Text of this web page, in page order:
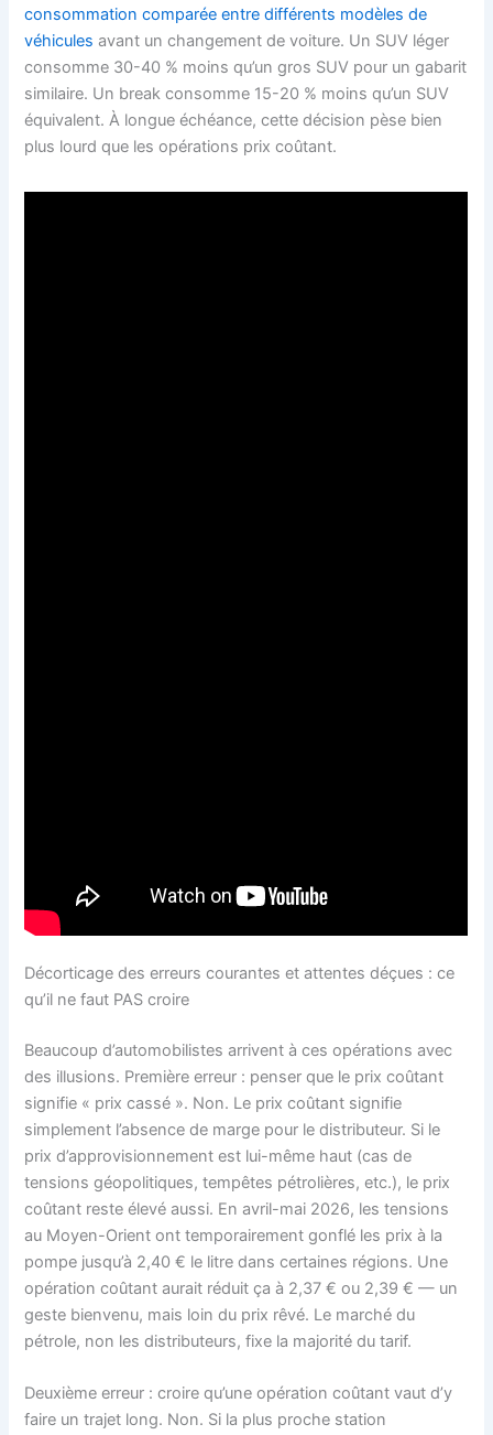
consommation comparée entre différents modèles de
véhicules avant un changement de voiture. Un SUV léger
consomme 30-40 % moins qu’un gros SUV pour un gabarit
similaire. Un break consomme 15-20 % moins qu’un SUV
équivalent. À longue échéance, cette décision pèse bien
plus lourd que les opérations prix coûtant.
Décorticage des erreurs courantes et attentes déçues : ce
qu’il ne faut PAS croire
Beaucoup d’automobilistes arrivent à ces opérations avec
des illusions. Première erreur : penser que le prix coûtant
signifie « prix cassé ». Non. Le prix coûtant signifie
simplement l’absence de marge pour le distributeur. Si le
prix d’approvisionnement est lui-même haut (cas de
tensions géopolitiques, tempêtes pétrolières, etc.), le prix
coûtant reste élevé aussi. En avril-mai 2026, les tensions
au Moyen-Orient ont temporairement gonflé les prix à la
pompe jusqu’à 2,40 € le litre dans certaines régions. Une
opération coûtant aurait réduit ça à 2,37 € ou 2,39 € — un
geste bienvenu, mais loin du prix rêvé. Le marché du
pétrole, non les distributeurs, fixe la majorité du tarif.
Deuxième erreur : croire qu’une opération coûtant vaut d’y
faire un trajet long. Non. Si la plus proche station